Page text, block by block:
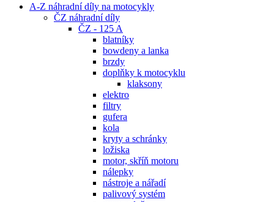
A-Z náhradní díly na motocykly
ČZ náhradní díly
ČZ - 125 A
blatníky
bowdeny a lanka
brzdy
doplňky k motocyklu
klaksony
elektro
filtry
gufera
kola
kryty a schránky
ložiska
motor, skříň motoru
nálepky
nástroje a nářadí
palivový systém